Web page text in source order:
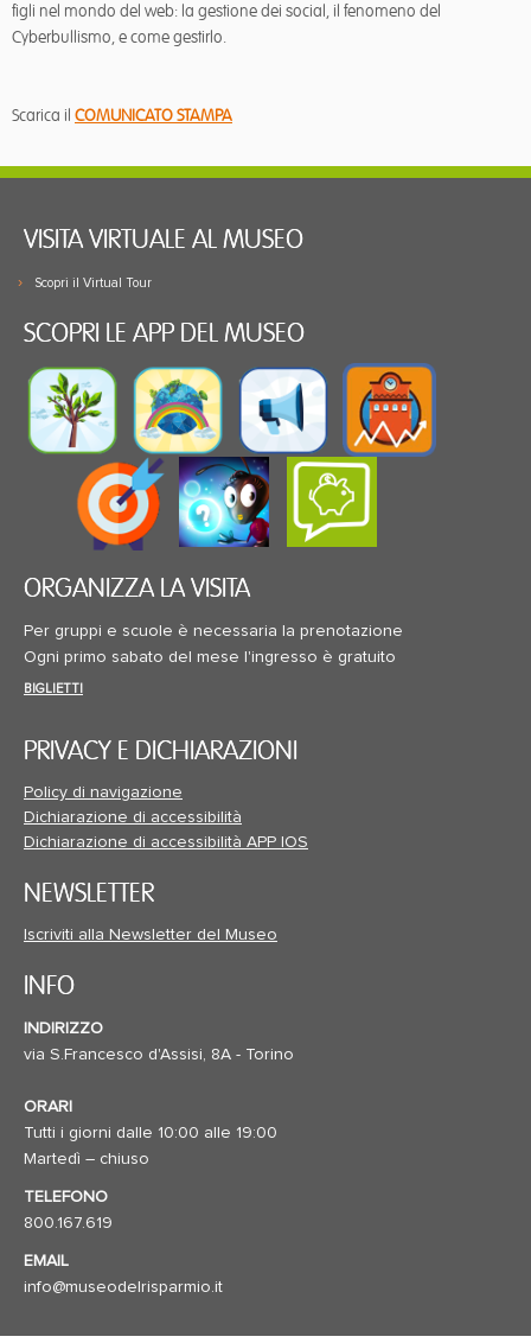
figli nel mondo del web: la gestione dei social, il fenomeno del
Cyberbullismo, e come gestirlo.
Scarica il COMUNICATO STAMPA
VISITA VIRTUALE AL MUSEO
Scopri il Virtual Tour
SCOPRI LE APP DEL MUSEO
ORGANIZZA LA VISITA
Per gruppi e scuole è necessaria la prenotazione
Ogni primo sabato del mese l'ingresso è gratuito
BIGLIETTI
PRIVACY E DICHIARAZIONI
Policy di navigazione
Dichiarazione di accessibilità
Dichiarazione di accessibilità APP IOS
NEWSLETTER
Iscriviti alla Newsletter del Museo
INFO
INDIRIZZO
via S.Francesco d'Assisi, 8A - Torino
ORARI
Tutti i giorni dalle 10:00 alle 19:00
Martedì – chiuso
TELEFONO
800.167.619
EMAIL
info@museodelrisparmio.it